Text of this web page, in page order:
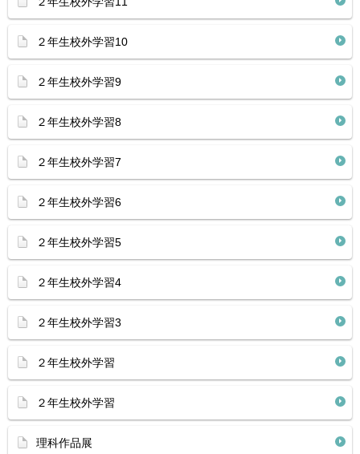
２年生校外学習10
２年生校外学習9
２年生校外学習8
２年生校外学習7
２年生校外学習6
２年生校外学習5
２年生校外学習4
２年生校外学習3
２年生校外学習
２年生校外学習
理科作品展